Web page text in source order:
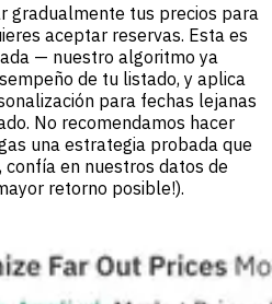
gradualmente tus precios para
aceptar reservas. Esta es
— nuestro algoritmo ya
de tu listado, y aplica
para fechas lejanas
No recomendamos hacer
una estrategia probada que
confía en nuestros datos de
retorno posible!).